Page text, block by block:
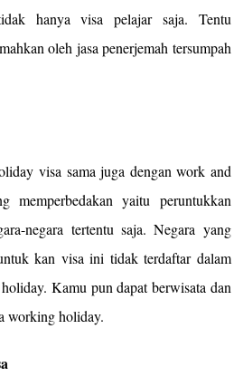
hanya visa pelajar saja. Tentu
oleh jasa penerjemah tersumpah
visa sama juga dengan work and
memperbedakan yaitu peruntukkan
negara tertentu saja. Negara yang
kan visa ini tidak terdaftar dalam
Kamu pun dapat berwisata dan
working holiday.